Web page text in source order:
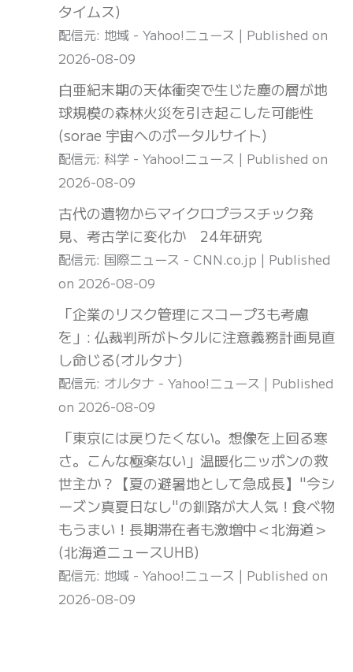
タイムス)
配信元: 地域 - Yahoo!ニュース
Published on
2026-08-09
白亜紀末期の天体衝突で生じた塵の層が地
球規模の森林火災を引き起こした可能性
(sorae 宇宙へのポータルサイト)
配信元: 科学 - Yahoo!ニュース
Published on
2026-08-09
古代の遺物からマイクロプラスチック発
見、考古学に変化か 24年研究
配信元: 国際ニュース - CNN.co.jp
Published
on 2026-08-09
「企業のリスク管理にスコープ3も考慮
を」: 仏裁判所がトタルに注意義務計画見直
し命じる(オルタナ)
配信元: オルタナ - Yahoo!ニュース
Published
on 2026-08-09
「東京には戻りたくない。想像を上回る寒
さ。こんな極楽ない」温暖化ニッポンの救
世主か？【夏の避暑地として急成長】"今シ
ーズン真夏日なし"の釧路が大人気！食べ物
もうまい！長期滞在者も激増中＜北海道＞
(北海道ニュースUHB)
配信元: 地域 - Yahoo!ニュース
Published on
2026-08-09